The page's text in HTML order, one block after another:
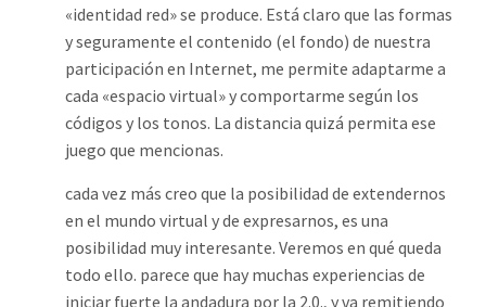
«identidad red» se produce. Está claro que las formas
y seguramente el contenido (el fondo) de nuestra
participación en Internet, me permite adaptarme a
cada «espacio virtual» y comportarme según los
códigos y los tonos. La distancia quizá permita ese
juego que mencionas.
cada vez más creo que la posibilidad de extendernos
en el mundo virtual y de expresarnos, es una
posibilidad muy interesante. Veremos en qué queda
todo ello. parece que hay muchas experiencias de
iniciar fuerte la andadura por la 2.0., y va remitiendo